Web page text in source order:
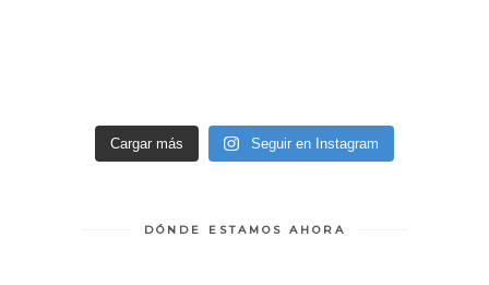
Cargar más Seguir en Instagram
DÓNDE ESTAMOS AHORA